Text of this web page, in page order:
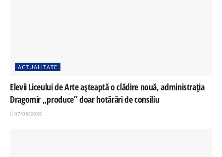
ACTUALITATE
Elevii Liceului de Arte așteaptă o clădire nouă, administrația
Dragomir „produce” doar hotărâri de consiliu
07/08/2026